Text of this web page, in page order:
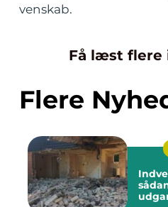
venskab.
Få læst
Flere